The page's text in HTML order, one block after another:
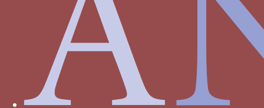
Le mot ALLEN fonctionne par ailleurs de façon
isolée ou associé à d’autres devises comme celle
de la colonne torsadée (voir
Il faut donc voir dans cette devise de l’Ecu d’or
une livrée curiale destinée à honorer et à fidéliser
les vassaux du duc entre lesquels elle établit un